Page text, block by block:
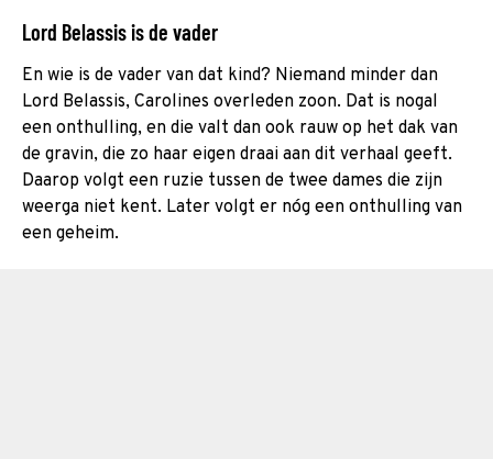
Lord Belassis is de vader
En wie is de vader van dat kind? Niemand minder dan
Lord Belassis, Carolines overleden zoon. Dat is nogal
een onthulling, en die valt dan ook rauw op het dak van
de gravin, die zo haar eigen draai aan dit verhaal geeft.
Daarop volgt een ruzie tussen de twee dames die zijn
weerga niet kent. Later volgt er nóg een onthulling van
een geheim.